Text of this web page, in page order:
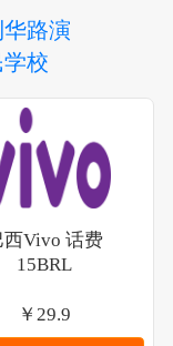
路演
校
西Vivo 话费
15BRL
￥29.9